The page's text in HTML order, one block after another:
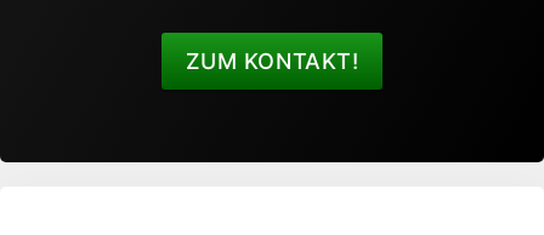
ZUM KONTAKT!